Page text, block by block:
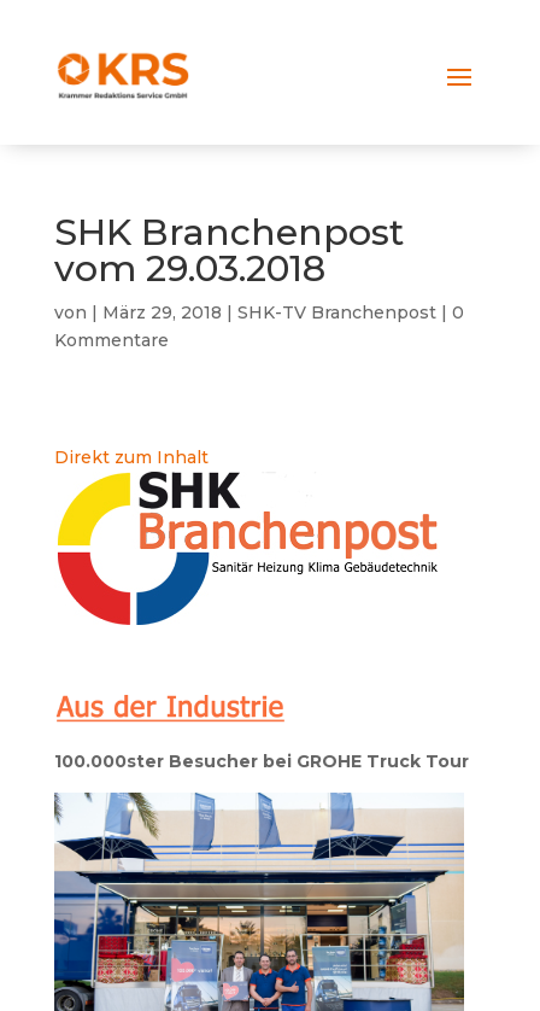
SHK Branchenpost
vom 29.03.2018
von | März 29, 2018 | SHK-TV Branchenpost| 0
Kommentare
Direkt zum Inhalt
100.000ster Besucher bei GROHE Truck Tour